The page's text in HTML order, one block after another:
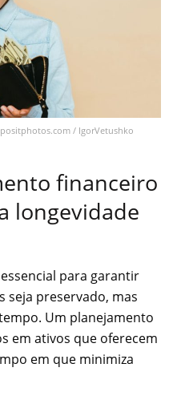
/ IgorVetushko
financeiro
longevidade
para garantir
seja preservado, mas
Um planejamento
em ativos que oferecem
em que minimiza